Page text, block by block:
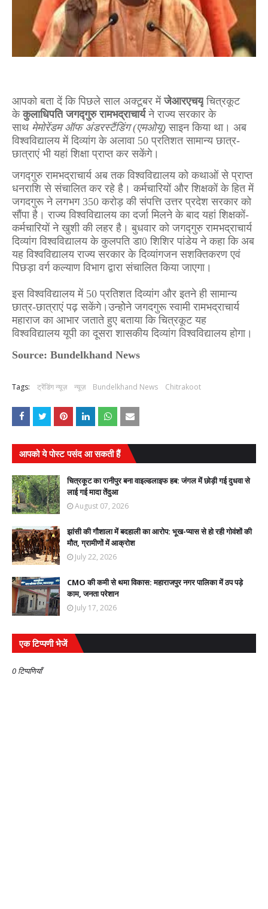
आपको बता दें कि पिछले साल अक्टूबर मेंजेआरएचयू चित्रकूट
केकुलाधिपति जगद्गुरु रामभद्राचार्य ने राज्य सरकार के
साथ मेमोरेंडम ऑफ अंडरस्टैंडिंग (एमओयू) साइन किया था। अब
विश्वविद्यालय में दिव्यांग के अलावा 50 प्रतिशत सामान्य छात्र-
छात्राएं भी यहां शिक्षा प्राप्त कर सकेंगे।
जगद्गुरु रामभद्राचार्य अब तक विश्वविद्यालय को कथाओं से प्राप्त
धनराशि से संचालित कर रहे है। कर्मचारियों और शिक्षकों के हित में
जगदगुरू ने लगभग 350 करोड़ की संपत्ति उत्तर प्रदेश सरकार को
सौंपा है। राज्य विश्वविद्यालय का दर्जा मिलने के बाद यहां शिक्षकों-
कर्मचारियों ने खुशी की लहर है। बुधवार को जगद्गुरु रामभद्राचार्य
दिव्यांग विश्वविद्यालय के कुलपति डा0 शिशिर पांडेय ने कहा कि अब
यह विश्वविद्यालय राज्य सरकार के दिव्यांगजन सशक्तिकरण एवं
पिछड़ा वर्ग कल्याण विभाग द्वारा संचालित किया जाएगा।
इस विश्वविद्यालय में 50 प्रतिशत दिव्यांग और इतने ही सामान्य
छात्र-छात्राएं पढ़ सकेंगे।उन्होेने जगदगुरू स्वामी रामभद्राचार्य
महाराज का आभार जताते हुए बताया कि चित्रकूट यह
विश्वविद्यालय यूपी का दूसरा शासकीय दिव्यांग विश्वविद्यालय होगा।
Source: Bundelkhand News
Tags: ट्रेंडिंग न्यूज़ न्यूज़ Bundelkhand News Chitrakoot
आपको ये पोस्ट पसंद आ सकती हैं
चित्रकूट का रानीपुर बना वाइल्डलाइफ हब: जंगल में छोड़ी गई दुधवा से
लाई गई मादा तेंदुआ
August 07, 2026
झांसी की गौशाला में बदहाली का आरोप: भूख-प्यास से हो रही गोवंशों की
मौत, ग्रामीणों में आक्रोश
July 22, 2026
CMO की कमी से थमा विकास: महाराजपुर नगर पालिका में ठप पड़े
काम, जनता परेशान
July 17, 2026
एक टिप्पणी भेजें
0 टिप्पणियाँ